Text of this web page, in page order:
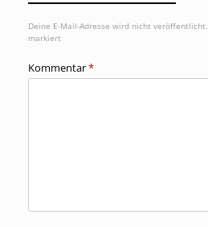
Deine E-Mail-Adresse wird nicht veröffentlicht.
markiert
Kommentar*